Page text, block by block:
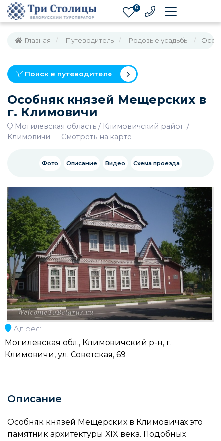
0
Главная Путеводитель Родовые усадьбы
Поиск в путеводителе
Особняк князей Мещерских в
г. Климовичи
Могилевская область
Климовичский район
Климовичи — Смотреть на карте
Фото Описание Видео Схема проезда
Адрес:
Могилевская обл., Климовичский р-н, г.
Климовичи, ул. Советская, 69
Описание
Особняк князей Мещерских в Климовичах это
памятник архитектуры XIX века. Подобных